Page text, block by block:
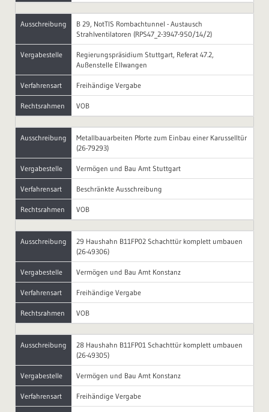
Ausschreibung
B 29, NotTIS Rombachtunnel - Austausch
Strahlventilatoren (RPS47_2-3947-950/14/2)
Vergabestelle
Regierungspräsidium Stuttgart, Referat 47.2,
Außenstelle Ellwangen
Verfahrensart Freihändige Vergabe
Rechtsrahmen VOB
Ausschreibung
Metallbauarbeiten Pforte zum Einbau einer Karusselltür
(26-79293)
Vergabestelle Vermögen und Bau Amt Stuttgart
Verfahrensart Beschränkte Ausschreibung
Rechtsrahmen VOB
Ausschreibung
29 Haushahn B11FP02 Schachttür komplett umbauen
(26-49306)
Vergabestelle Vermögen und Bau Amt Konstanz
Verfahrensart Freihändige Vergabe
Rechtsrahmen VOB
Ausschreibung
28 Haushahn B11FP01 Schachttür komplett umbauen
(26-49305)
Vergabestelle Vermögen und Bau Amt Konstanz
Verfahrensart Freihändige Vergabe